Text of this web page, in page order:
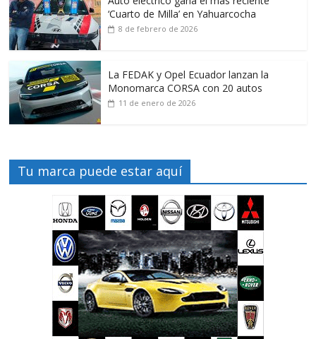
‘Cuarto de Milla’ en Yahuarcocha
8 de febrero de 2026
La FEDAK y Opel Ecuador lanzan la
Monomarca CORSA con 20 autos
11 de enero de 2026
Tu marca puede estar aquí